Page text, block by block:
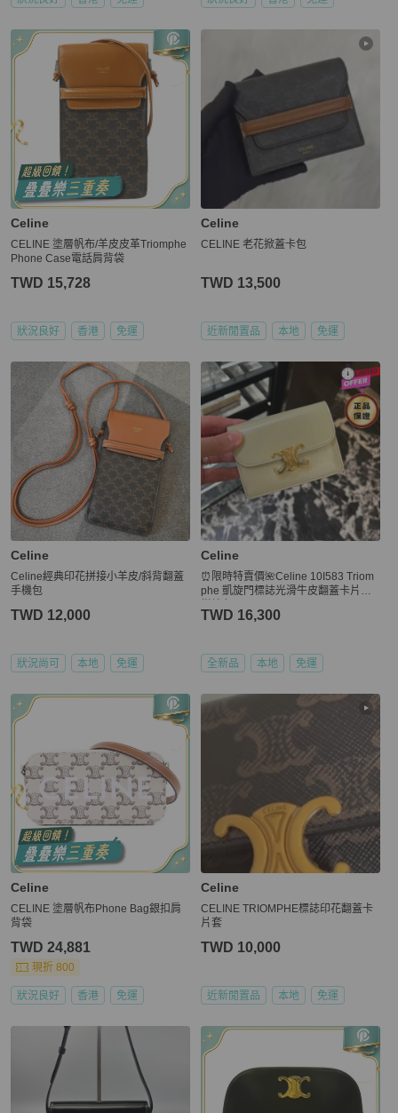
Celine
CELINE 塗層帆布/羊皮皮革Triomphe
Phone Case電話肩背袋
TWD 15,728
狀況良好 香港 免運
Celine
CELINE 老花掀蓋卡包
TWD 13,500
近新閒置品 本地 免運
Celine
Celine經典印花拼接小羊皮/斜背翻蓋
手機包
TWD 12,000
狀況尚可 本地 免運
Celine
⏰限時特賣價🌺Celine 10I583 Triom
phe 凱旋門標誌光滑牛皮翻蓋卡片套
TWD 16,300
全新品 本地 免運
Celine
CELINE 塗層帆布Phone Bag銀扣肩
背袋
TWD 24,881
現折 800
狀況良好 香港 免運
Celine
CELINE TRIOMPHE標誌印花翻蓋卡
片套
TWD 10,000
近新閒置品 本地 免運